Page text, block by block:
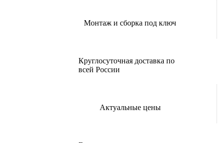
Монтаж и сборка под ключ
Круглосуточная доставка по
всей России
Актуальные цены